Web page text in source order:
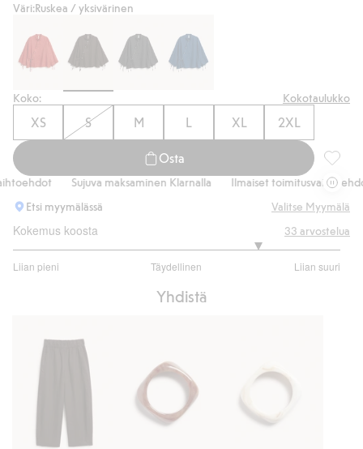
Väri:Ruskea / yksivärinen
Koko: Kokotaulukko
XS S M L XL 2XL
Osta
Sujuva maksaminen Klarnalla
Ilmaiset toimitusvaihtoehdot
Etsi myymälässä
Valitse Myymälä
Kokemus koosta
Liian pieni Täydellinen Liian suuri
/
33 arvostelua
Yhdistä